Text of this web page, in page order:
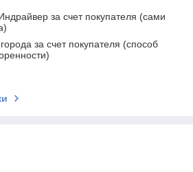
за счет покупателя (сами
за счет покупателя (способ